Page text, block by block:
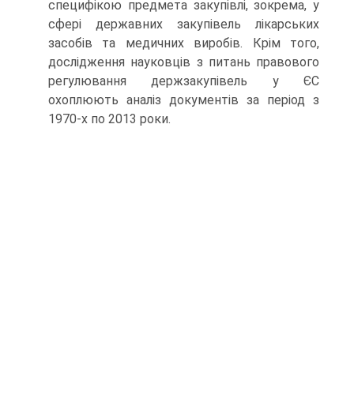
специфікою предмета закупівлі, зокрема, у
сфері державних закупівель лікарських
засобів та медичних виробів. Крім того,
дослідження науковців з питань правового
регулювання держзакупівель у ЄС
охоплюють аналіз документів за період з
1970-х по 2013 роки.